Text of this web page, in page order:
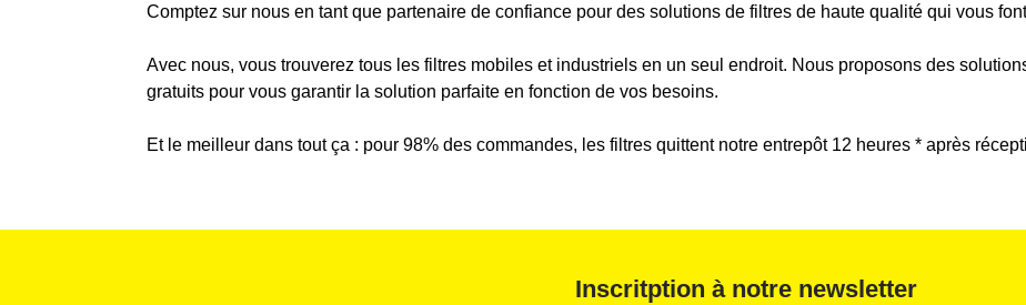
Comptez sur nous en tant que partenaire de confiance pour des solutions de filtres de haute qualité qui vous
Avec nous, vous trouverez tous les filtres mobiles et industriels en un seul endroit. Nous proposons des
gratuits pour vous garantir la solution parfaite en fonction de vos besoins.
Et le meilleur dans tout ça : pour 98% des commandes, les filtres quittent notre entrepôt 12 heures * après
Inscritption à notre newsletter